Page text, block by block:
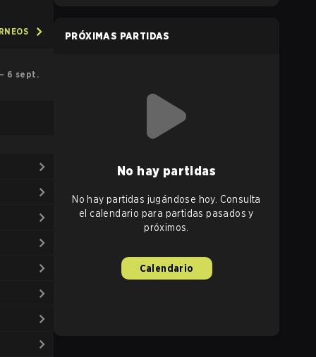
6 sept.
PRÓXIMAS PARTIDAS
No hay partidas
No hay partidas jugándose hoy. Consulta
el calendario para partidas pasados y
próximos.
Calendario